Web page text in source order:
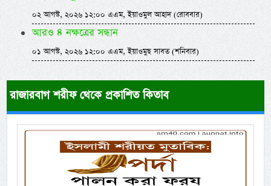
০২ আগস্ট, ২০২৬ ১২:০০ এএম, ইয়াওমুল আহাদ (রোববার)
আরও ৪ নক্ষত্রের সন্ধান
০১ আগস্ট, ২০২৬ ১২:০০ এএম, ইয়াওমুছ সাবত (শনিবার)
রাজারবাগ শরীফ থেকে প্রকাশিত কিতাব